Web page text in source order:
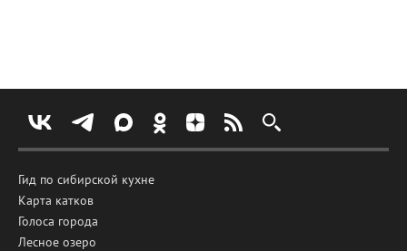
Гид по сибирской кухне
Карта катков
Голоса города
Лесное озеро